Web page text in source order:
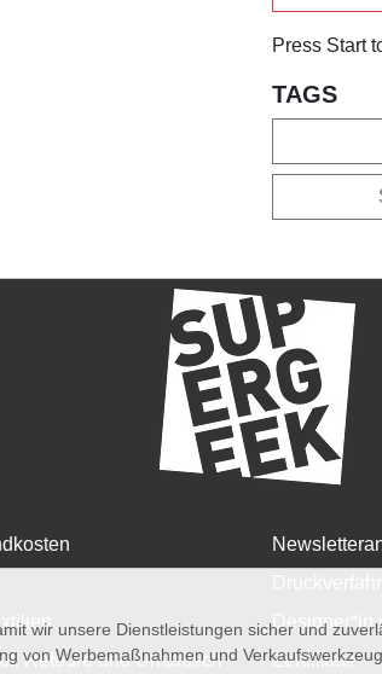
Press Start
TAGS
Retoure und Umtausch
Designer*in
Zertifikate
wir unsere Dienstleistungen sicher und
von Werbemaßnahmen und